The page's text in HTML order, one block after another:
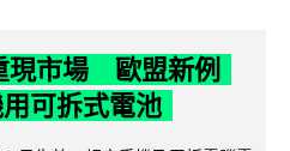
現市場 歐盟新例
可拆式電池